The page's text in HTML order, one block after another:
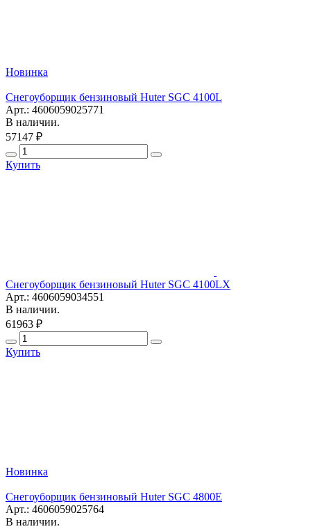
Новинка
Снегоуборщик бензиновый Huter SGC 4100L
Арт.: 4606059025771
В наличии.
57147 ₽
Купить
Снегоуборщик бензиновый Huter SGC 4100LX
Арт.: 4606059034551
В наличии.
61963 ₽
Купить
Новинка
Снегоуборщик бензиновый Huter SGC 4800E
Арт.: 4606059025764
В наличии.